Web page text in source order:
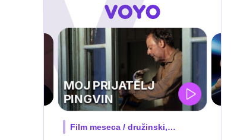
UEFA
SUPERPOKAL
V živo na VOYO: sreda ob 20.30